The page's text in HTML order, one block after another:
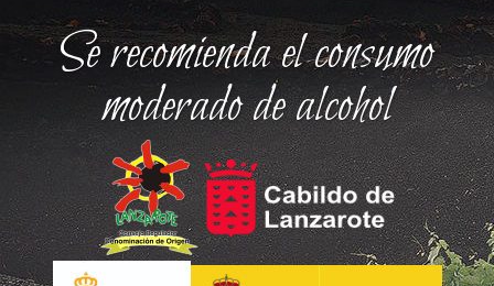
Se recomienda el consumo
moderado de alcohol